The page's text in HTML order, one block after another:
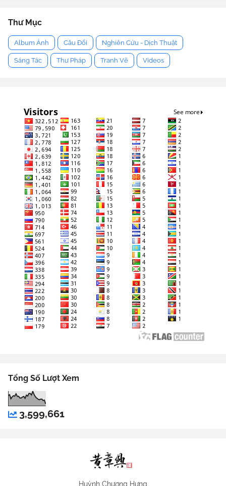
Thư Mục
Album Ảnh Câu Đối Nghiên Cứu - Dịch Thuật
Sáng Tác Thư Pháp Tranh Vẽ Videos
Tổng Số Lượt Xem
3,599,661
Huỳnh Chương Hưng